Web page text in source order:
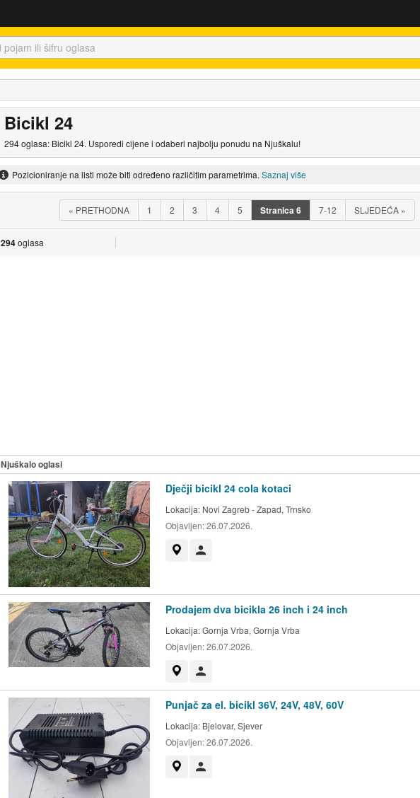
Bicikl 24
294 oglasa: Bicikl 24. Usporedi cijene i odaberi najbolju ponudu na Njuškalu!
Pozicioniranje na listi može biti određeno različitim parametrima. Saznaj više
« PRETHODNA 1 2 3 4 5 Stranica6 7-12 SLJEDEĆA »
294oglasa
Njuškalo oglasi
Dječji bicikl 24 cola kotaci
Lokacija: Novi Zagreb - Zapad, Trnsko
Objavljen:26.07.2026.
Prodajem dva bicikla 26 inch i 24 inch
Lokacija:Gornja Vrba, Gornja Vrba
Objavljen:26.07.2026.
Punjač za el. bicikl 36V, 24V, 48V, 60V
Lokacija: Bjelovar, Sjever
Objavljen:26.07.2026.